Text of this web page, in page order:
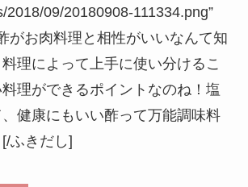
2018/09/20180908-111334.png”
がお肉料理と相性がいいなんて知
理によって上手に使い分けるこ
理ができるポイントなのね！塩
健康にもいい酢って万能調味料
ふきだし]